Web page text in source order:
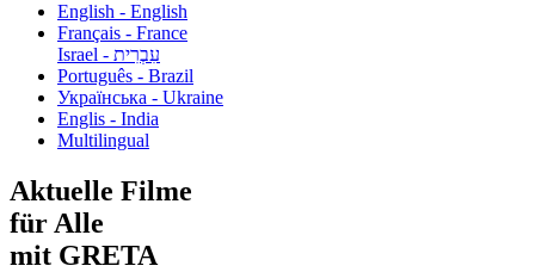
English - English
Français - France
עִבְרִית - Israel
Português - Brazil
Українська - Ukraine
Englis - India
Multilingual
Aktuelle Filme
für Alle
mit GRETA